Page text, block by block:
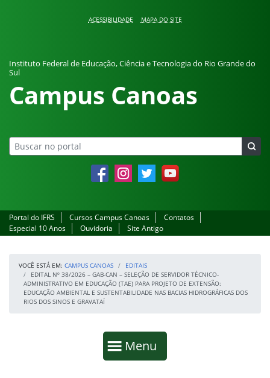
ACESSIBILIDADE MAPA DO SITE
Instituto Federal de Educação, Ciência e Tecnologia do Rio Grande do
Sul
Campus Canoas
FacebookInstagramTwitter YouTube
Portal do IFRS Cursos Campus Canoas
Contatos
Especial 10 Anos
Ouvidoria Site Antigo
VOCÊ ESTÁ EM: CAMPUS CANOAS
EDITAIS
EDITAL Nº 38/2026 – GAB-CAN – SELEÇÃO DE SERVIDOR TÉCNICO-
ADMINISTRATIVO EM EDUCAÇÃO (TAE) PARA PROJETO DE EXTENSÃO:
EDUCAÇÃO AMBIENTAL E SUSTENTABILIDADE NAS BACIAS HIDROGRÁFICAS DOS
RIOS DOS SINOS E GRAVATAÍ
Mostrar
Menu